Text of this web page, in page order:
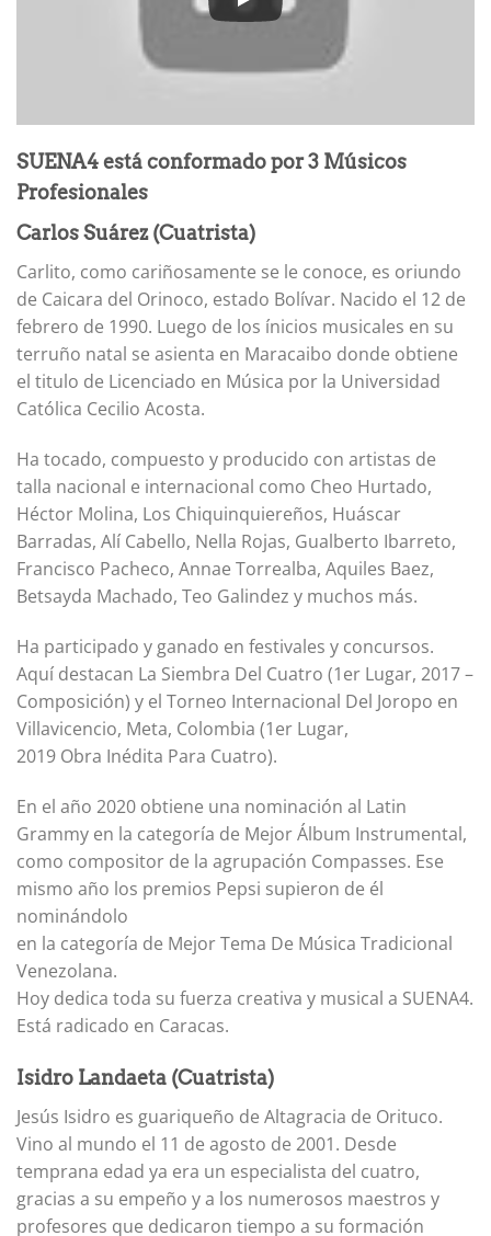
SUENA4 está conformado por 3 Músicos
Profesionales
Carlos Suárez (Cuatrista)
Carlito, como cariñosamente se le conoce, es oriundo
de Caicara del Orinoco, estado Bolívar. Nacido el 12 de
febrero de 1990. Luego de los ínicios musicales en su
terruño natal se asienta en Maracaibo donde obtiene
el titulo de Licenciado en Música por la Universidad
Católica Cecilio Acosta.
Ha tocado, compuesto y producido con artistas de
talla nacional e internacional como Cheo Hurtado,
Héctor Molina, Los Chiquinquiereños, Huáscar
Barradas, Alí Cabello, Nella Rojas, Gualberto Ibarreto,
Francisco Pacheco, Annae Torrealba, Aquiles Baez,
Betsayda Machado, Teo Galindez y muchos más.
Ha participado y ganado en festivales y concursos.
Aquí destacan La Siembra Del Cuatro (1er Lugar, 2017 –
Composición) y el Torneo Internacional Del Joropo en
Villavicencio, Meta, Colombia (1er Lugar,
2019 Obra Inédita Para Cuatro).
En el año 2020 obtiene una nominación al Latin
Grammy en la categoría de Mejor Álbum Instrumental,
como compositor de la agrupación Compasses. Ese
mismo año los premios Pepsi supieron de él
nominándolo
en la categoría de Mejor Tema De Música Tradicional
Venezolana.
Hoy dedica toda su fuerza creativa y musical a SUENA4.
Está radicado en Caracas.
Isidro Landaeta (Cuatrista)
Jesús Isidro es guariqueño de Altagracia de Orituco.
Vino al mundo el 11 de agosto de 2001. Desde
temprana edad ya era un especialista del cuatro,
gracias a su empeño y a los numerosos maestros y
profesores que dedicaron tiempo a su formación